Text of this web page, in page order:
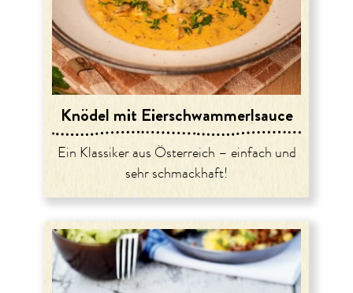
Knödel mit Eierschwammerlsauce
Ein Klassiker aus Österreich – einfach und
sehr schmackhaft!